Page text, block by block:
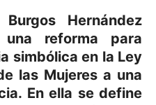
Hernández
reforma para
simbólica en la Ley
las Mujeres a una
En ella se define